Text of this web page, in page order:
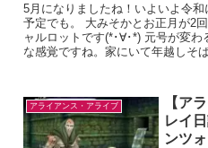
5月になりましたね！いよいよ令
予定でも。 大みそかとお正月が2
ャルロットです(*･∀･*) 元号が変
な感覚ですね。家にいて年越しそ
アライアンス・アライブ
【ア
レイ
ンツ